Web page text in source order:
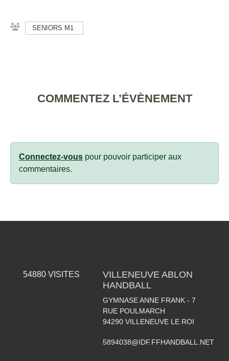
SENIORS M1
COMMENTEZ L’ÉVÈNEMENT
Connectez-vous pour pouvoir participer aux
commentaires.
54880VISITES
VILLENEUVE ABLON
HANDBALL
GYMNASE ANNE FRANK - 7
RUE POULMARCH
94290 VILLENEUVE LE ROI
5894038@IDF.FFHANDBALL.NET